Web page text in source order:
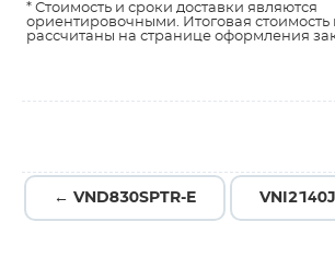
* Стоимость и сроки доставки являются
ориентировочными. Итоговая стоимость
рассчитаны на странице оформления
← VND830SPTR-E